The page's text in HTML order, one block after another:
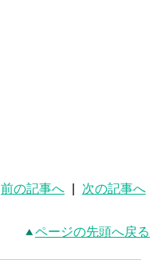
前の記事へ 次の記事へ
ページの先頭へ戻る